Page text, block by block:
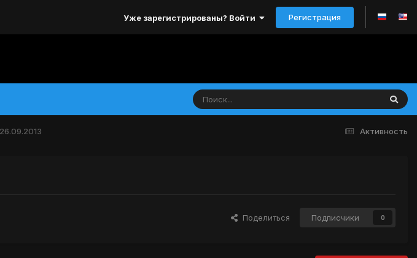
Уже зарегистрированы? Войти Регистрация
Активность
Поделиться Подписчики 0